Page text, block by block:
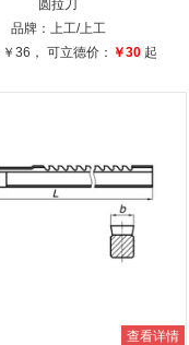
圆拉刀
品牌： 上工/上工
￥36 ， 可立德价： ￥30起
查看详情